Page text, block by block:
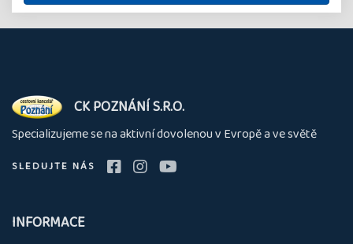
O
nás
CK POZNÁNÍ S.R.O.
Specializujeme se na aktivní dovolenou v Evropě a ve světě
SLEDUJTE NÁS
INFORMACE